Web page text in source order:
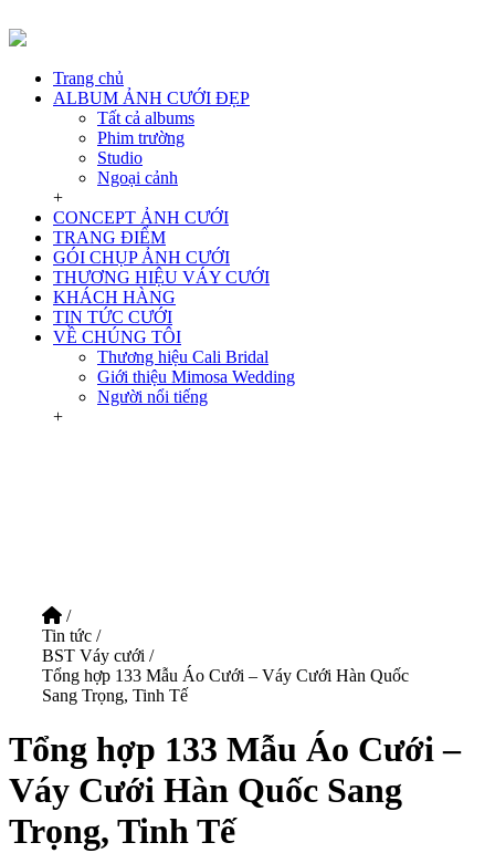
Trang chủ
ALBUM ẢNH CƯỚI ĐẸP
Tất cả albums
Phim trường
Studio
Ngoại cảnh
+
CONCEPT ẢNH CƯỚI
TRANG ĐIỂM
GÓI CHỤP ẢNH CƯỚI
THƯƠNG HIỆU VÁY CƯỚI
KHÁCH HÀNG
TIN TỨC CƯỚI
VỀ CHÚNG TÔI
Thương hiệu Cali Bridal
Giới thiệu Mimosa Wedding
Người nổi tiếng
+
/
Tin tức /
BST Váy cưới /
Tổng hợp 133 Mẫu Áo Cưới – Váy Cưới Hàn Quốc
Sang Trọng, Tinh Tế
Tổng hợp 133 Mẫu Áo Cưới –
Váy Cưới Hàn Quốc Sang
Trọng, Tinh Tế